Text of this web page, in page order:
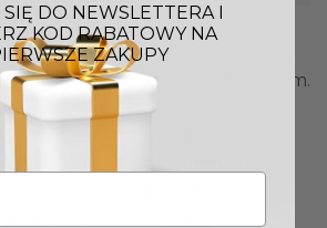
doskonale pasuje do
wnętrz
stanie się artystycznym akcentem.
się także w przestrzeniach o
wystroju, podkreślając
Dzięki eleganckiemu i
świetnie sprawdzi się
salonach, jak i w
DO NEWSLETTERA I
KOD RABATOWY NA
ZAKUPY